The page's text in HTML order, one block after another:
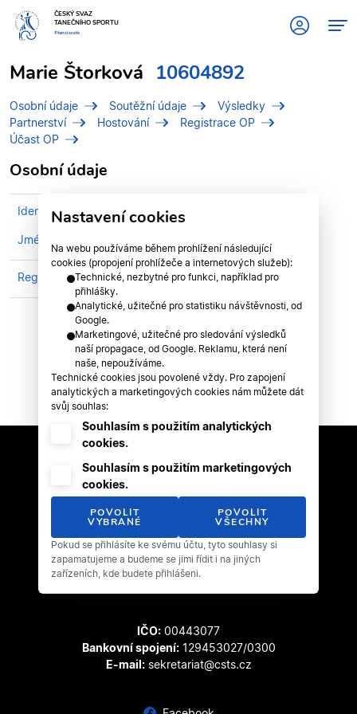
ČESKÝ SVAZ
TANEČNÍHO SPORTU
#tanciscsts
Marie Štorková 10604892
Osobní údaje Soutěžní údaje
Výsledky
Partnerství
Hostování
Registrace OP
Účast OP
Osobní údaje
Identifikační číslo (IDT)
Jméno
Registrován v klubu Infinity Dance Team
Český svaz tanečního sportu
Zátopkova 100/2
169 00 Praha 6 - Břevnov
IČO: 00443077
Bankovní spojení:129453027/0300
E-mail:sekretariat@csts.cz
Nastavení cookies
Na webu používáme během prohlížení následující
cookies (propojení prohlížeče a internetových služeb):
Technické, nezbytné pro funkci, například pro
přihlášky.
Analytické, užitečné pro statistiku návštěvnosti, od
Google.
Marketingové, užitečné pro sledování výsledků
naší propagace, od Google. Reklamu, která není
naše, nepoužíváme.
Technické cookies jsou povolené vždy. Pro zapojení
analytických a marketingových cookies nám můžete dát
svůj souhlas:
Souhlasím s použitím analytických
cookies.
Souhlasím s použitím marketingových
cookies.
POVOLIT
VYBRANÉ
POVOLIT
VŠECHNY
Pokud se přihlásíte ke svému účtu, tyto souhlasy si
zapamatujeme a budeme se jimi řídit i na jiných
zařízeních, kde budete přihlášeni.